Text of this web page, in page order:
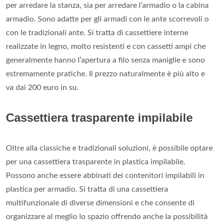
per arredare la stanza, sia per arredare l’armadio o la cabina
armadio. Sono adatte per gli armadi con le ante scorrevoli o
con le tradizionali ante. Si tratta di cassettiere interne
realizzate in legno, molto resistenti e con cassetti ampi che
generalmente hanno l’apertura a filo senza maniglie e sono
estremamente pratiche. Il prezzo naturalmente è più alto e
va dai 200 euro in su.
Cassettiera trasparente impilabile
Oltre alla classiche e tradizionali soluzioni, è possibile optare
per una cassettiera trasparente in plastica impilabile.
Possono anche essere abbinati dei contenitori impilabili in
plastica per armadio. Si tratta di una cassettiera
multifunzionale di diverse dimensioni e che consente di
organizzare al meglio lo spazio offrendo anche la possibilità